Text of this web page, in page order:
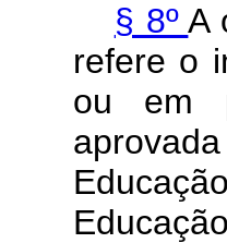
§ 8ºA
refere o
ou em